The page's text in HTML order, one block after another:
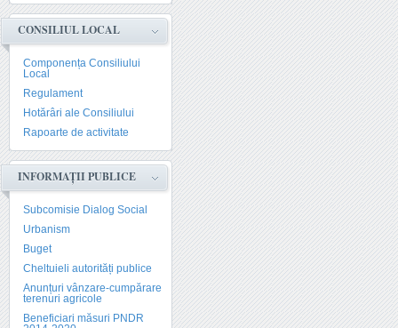
CONSILIUL LOCAL
Componența Consiliului
Local
Regulament
Hotărâri ale Consiliului
Rapoarte de activitate
INFORMAȚII PUBLICE
Subcomisie Dialog Social
Urbanism
Buget
Cheltuieli autorități publice
Anunțuri vânzare-cumpărare
terenuri agricole
Beneficiari măsuri PNDR